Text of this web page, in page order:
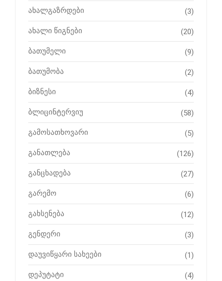
ახალგაზრდები (3)
ახალი წიგნები (20)
ბათუმელი (9)
ბათუმობა (2)
ბიზნესი (4)
ბლიცინტერვიუ (58)
გამოსათხოვარი (5)
განათლება (126)
განცხადება (27)
გარემო (6)
გახსენება (12)
გენდერი (3)
დაუვიწყარი სახეები (1)
დეპუტატი (4)